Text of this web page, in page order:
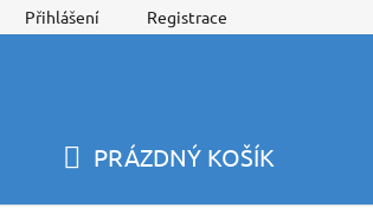
Přihlášení Registrace
PRÁZDNÝ KOŠÍK